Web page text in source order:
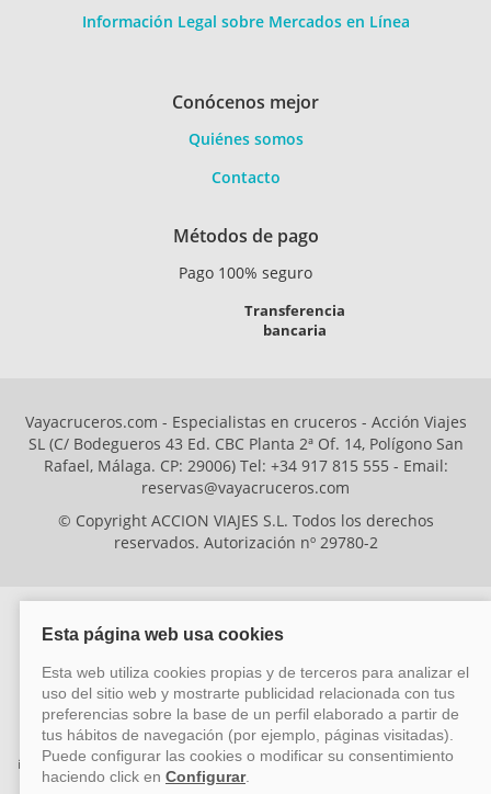
Información Legal sobre Mercados en Línea
Conócenos mejor
Quiénes somos
Contacto
Métodos de pago
Pago 100% seguro
Transferencia
bancaria
Vayacruceros.com - Especialistas en cruceros - Acción Viajes
SL (C/ Bodegueros 43 Ed. CBC Planta 2ª Of. 14, Polígono San
Rafael, Málaga. CP: 29006) Tel: +34 917 815 555 - Email:
reservas@vayacruceros.com
© Copyright ACCION VIAJES S.L. Todos los derechos
reservados. Autorización nº 29780-2
ACCION VIAJES SL ha sido beneficiaria del Fondo Europeo de Desarrollo
Regional (FEDER), cuyo objetivo es mejorar la competitividad de las pymes
mediante el impulso de la innovación, el desarrollo tecnológico, la
investigación de calidad y el uso seguro y fiable del ciberespacio. Gracias a
esta financiación, la empresa ha puesto en marcha un Plan de Acción